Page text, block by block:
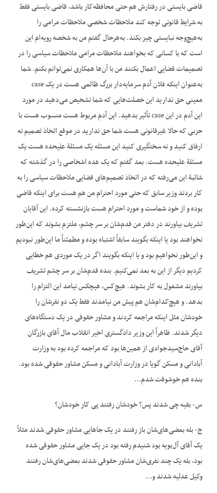
قاضی بایستی در رفتارش هم حتی محافظه‌کار باشد، قاضی بایستی فقط
به شرایط قانونی توجه کند ملاحظات شخصی ملاحظات مرامی را
به‌هیچ‌وجه نبایستی چیز بکند. به‌هرحال گفتم من به شخصه رویه‌ام این
است که با کسانی که بخواهند ملاحظات مرامی ملاحظات سیاسی را در
تصمیمات قضایی اعمال بکنند من با آن‌ها همکاری نمی‌توانم بکنم. شما
به‌عنوان این‏که فلان آدم سرمایه‌دار بزرگ ظالمی هست در یک case
معینی حق ندارید این خصلت‌هایی که شما تشخیص می‌دهید در مورد
این آدم در این case تأثیر بدهید. این آدم مربوط هست منسوب هست با
حزبی که حالا غیرقانونی هست شما حق ندارید در موقع اتخاذ تصمیم نه
ارفاق کنید و نه سختگیری کنید این مسئله یک مسئلۀ علی‏حده هست یک
مسئلۀ علی‏حده هست. بعد گفتم که یک عده اشخاصی را در گذشته که
شائبۀ این می‌رفته که در اتخاذ تصمیم‌های قضایی ملاحظات سیاسی را به
کار بردند وزیر سابق که حتی مورد احترام من هم هست برای این‏که قاضی
بوده و از خود شماست و مورد احترام هست بازنشسته کرده. این آقایان
تشریف بیاورند در دفتر من قدم‌شان بر سر چشم، ملتزم بشوند که این‌طور
نخواهند بود یا این‏که بگویند سابقاً اشتباه بوده و مطمئناً ما این‌طور نبودیم
و این‌طور نخواهیم بود و یا این‏که بگویند اگر در یک موردی هم خطایی
کردیم دیگر از این به بعد نمی‌کنیم. بنده قدم‌شان بر سر چشم تشریف
بیاورند مشغول به کار بشوند. هیچ‌کس، هیچ‏کس نیامد این التزام را
بدهد. و هیچ‌کدام‌شان هم پیش من نیامدند فقط یک دو نفرشان را
خودشان مثل این‏که مراجعه کردند و مشاور حقوقی در یک دستگاه‌های
دیگر شدند. ظاهراً این وزیر دادگستری اخیر انقلاب مال آقای بازرگان
آقای حاج‌سیدجوادی از همین‌ها بود که مراجعه کرده بود به وزارت
آبادانی و مسکن گویا در وزارت آبادانی و مسکن مشاور حقوقی شده بود.
بنده هم خوش‏وقت شدم…
س- بقیه چی شدند پس؟ خودشان رفتند پی کار خودشان؟
ج- بله بعضی‌های‌شان باز رفتند در یک جاهایی مشاور حقوقی شدند مثلاً
یک آقای آل‌بویه بود شنیدم رفته بود در یک جایی مشاور حقوقی شده
بود، بله یک چند نفری‌شان مشاور حقوقی شدند بعضی‌های‌شان رفتند
وکیل عدلیه شدند و…